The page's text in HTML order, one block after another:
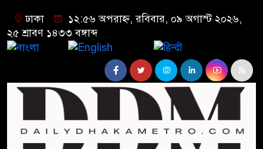
ঢাকা
১২:৫৬ অপরাহ্ন, রবিবার, ০৯ অগাস্ট ২০২৬,
২৫ শ্রাবণ ১৪৩৩ বঙ্গাব্দ